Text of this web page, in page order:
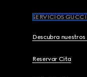
SERVICIOS GUCCI
Descubra nuestros
Reservar Cita